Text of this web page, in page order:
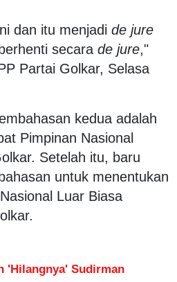
dan itu menjadi de jure
secara de jure,"
Partai Golkar, Selasa
kedua adalah
Pimpinan Nasional
Setelah itu, baru
untuk menentukan
Luar Biasa
'Hilangnya' Sudirman